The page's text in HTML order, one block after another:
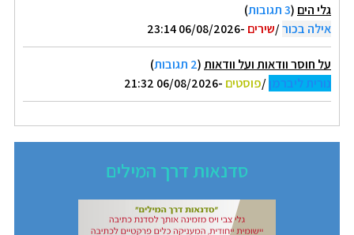
גלי הים (3 תגובות
)
אילה בכור/שירים -06/08/2026 23:14
על חוסר וודאות ועל וודאות(2 תגובות
)
נורית ליברמן/פוסטים -06/08/2026 21:32
סדנאות דרך המילים